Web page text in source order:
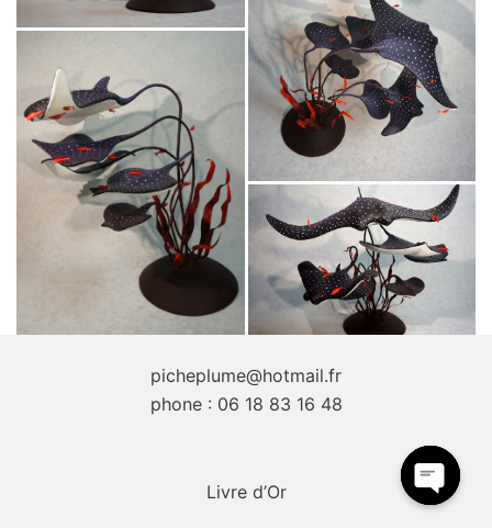
picheplume@hotmail.fr
phone : 06 18 83 16 48
Livre d’Or